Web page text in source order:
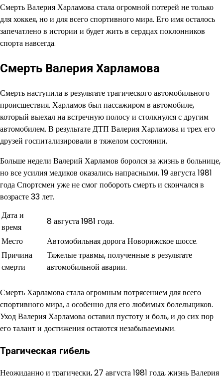
Смерть Валерия Харламова стала огромной потерей не только
для хоккея, но и для всего спортивного мира. Его имя осталось
запечатлено в истории и будет жить в сердцах поклонников
спорта навсегда.
Смерть Валерия Харламова
Смерть наступила в результате трагического автомобильного
происшествия. Харламов был пассажиром в автомобиле,
который выехал на встречную полосу и столкнулся с другим
автомобилем. В результате ДТП Валерия Харламова и трех его
друзей госпитализировали в тяжелом состоянии.
Больше недели Валерий Харламов боролся за жизнь в больнице,
но все усилия медиков оказались напрасными. 19 августа 1981
года Спортсмен уже не смог побороть смерть и скончался в
возрасте 33 лет.
Дата и
время
8 августа 1981 года.
Место
Автомобильная дорога Новорижское шоссе.
Причина
смерти
Тяжелые травмы, полученные в результате
автомобильной аварии.
Смерть Харламова стала огромным потрясением для всего
спортивного мира, а особенно для его любимых болельщиков.
Уход Валерия Харламова оставил пустоту и боль, и до сих пор
его талант и достижения остаются незабываемыми.
Трагическая гибель
Неожиданно и трагически, 27 августа 1981 года, жизнь Валерия